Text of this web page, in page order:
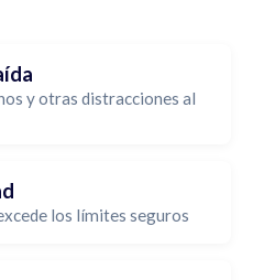
y otras distracciones al
los límites seguros